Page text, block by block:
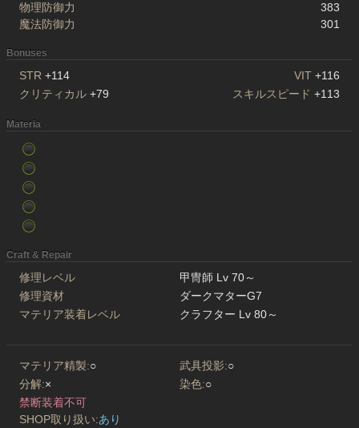
物理防御力
383
魔法防御力
301
Bonuses
STR +114 VIT +116
クリティカル +79 スキルスピード +113
Materia
Craft & Repair
修理レベル
甲冑師 Lv 70～
修理資材
ダークマターG7
マテリア装着レベル
クラフター Lv 80～
マテリア精製:○ 武具投影:○
分解:× 染色:○
禁断装着不可
SHOP取り扱い:あり